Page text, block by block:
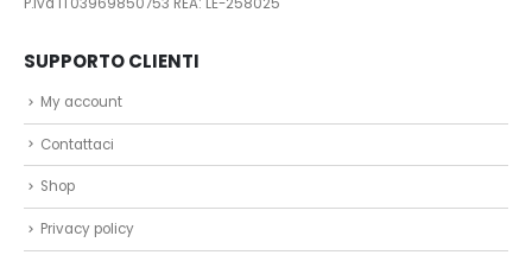
SUPPORTO CLIENTI
My account
Contattaci
Shop
Privacy policy